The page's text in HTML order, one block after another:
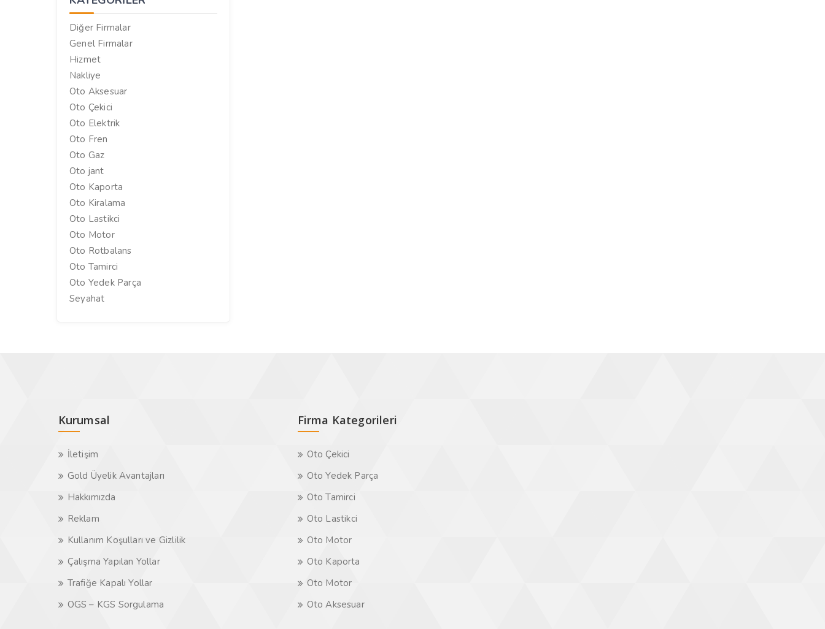
Diğer Firmalar
Genel Firmalar
Hizmet
Nakliye
Oto Aksesuar
Oto Çekici
Oto Elektrik
Oto Fren
Oto Gaz
Oto jant
Oto Kaporta
Oto Kiralama
Oto Lastikci
Oto Motor
Oto Rotbalans
Oto Tamirci
Oto Yedek Parça
Seyahat
Kurumsal
İletişim
Gold Üyelik Avantajları
Hakkımızda
Reklam
Kullanım Koşulları ve Gizlilik
Çalışma Yapılan Yollar
Trafiğe Kapalı Yollar
OGS – KGS Sorgulama
Firma Kategorileri
Oto Çekici
Oto Yedek Parça
Oto Tamirci
Oto Lastikci
Oto Motor
Oto Kaporta
Oto Motor
Oto Aksesuar